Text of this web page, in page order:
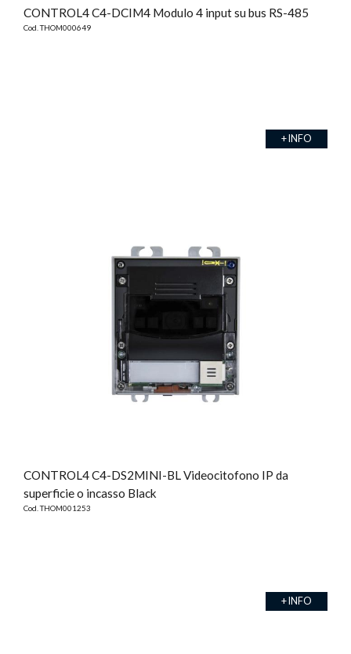
CONTROL4 C4-DCIM4 Modulo 4 input su bus RS-485
Cod. THOM000649
+ INFO
CONTROL4 C4-DS2MINI-BL Videocitofono IP da
superficie o incasso Black
Cod. THOM001253
+ INFO